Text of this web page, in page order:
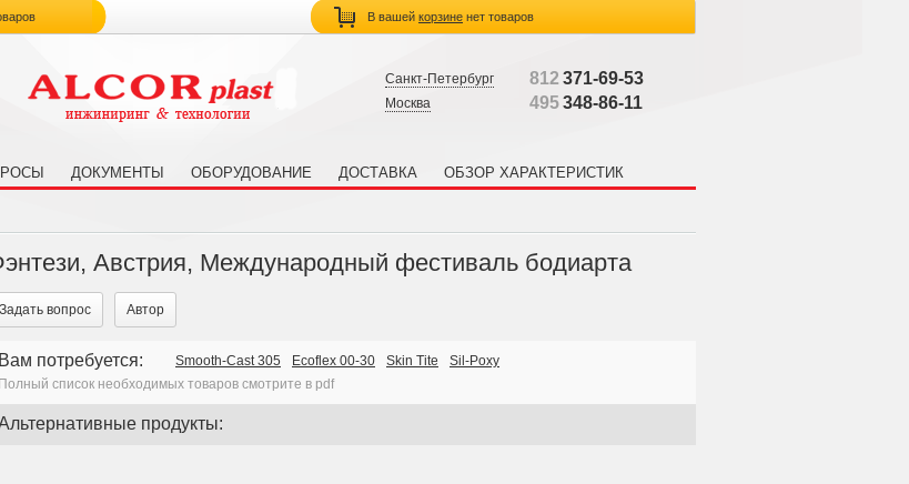
В вашей корзине нет товаров
Санкт-Петербург 812 371-69-53
Москва 495348-86-11
ДОКУМЕНТЫ ОБОРУДОВАНИЕ ДОСТАВКА ОБЗОР ХАРАКТЕРИСТИК
Австрия, Международный фестиваль бодиарта
Задать вопрос Автор
Вам потребуется: Smooth-Cast 305 Ecoflex 00-30 Skin Tite
Sil-Poxy
Полный список необходимых товаров смотрите в pdf
продукты: